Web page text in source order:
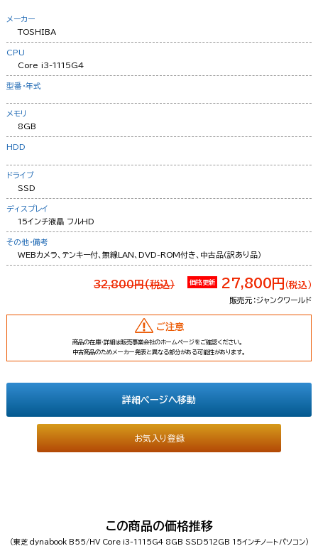
メーカー
TOSHIBA
CPU
Core i3-1115G4
型番・年式
メモリ
8GB
HDD
ドライブ
SSD
ディスプレイ
15インチ液晶 フルHD
その他・備考
WEBカメラ、テンキー付、無線LAN、DVD-ROM付き、中古品（訳あり品）
32,800円(税込） 価格更新 27,800円 （税込）
販売元：ジャンクワールド
ご注意
商品の在庫・詳細は販売事業会社のホームページをご確認ください。
中古商品のためメーカー発表と異なる部分がある可能性があります。
詳細ページへ移動
お気入り登録
この商品の価格推移
（東芝 dynabook B55/HV Core i3-1115G4 8GB SSD512GB 15インチノートパソコン）